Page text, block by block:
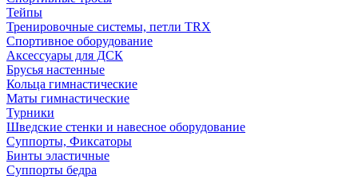
Тейпы
Тренировочные системы, петли TRX
Спортивное оборудование
Аксессуары для ДСК
Брусья настенные
Кольца гимнастические
Маты гимнастические
Турники
Шведские стенки и навесное оборудование
Суппорты, Фиксаторы
Бинты эластичные
Суппорты бедра